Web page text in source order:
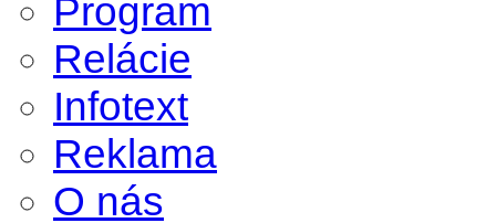
Program
Relácie
Infotext
Reklama
O nás